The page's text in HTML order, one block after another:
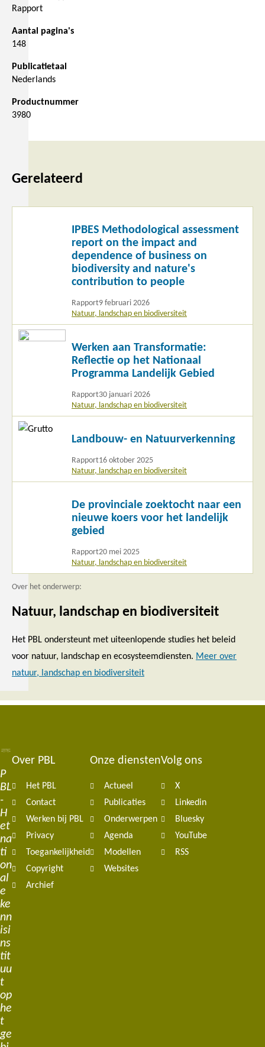
Rapport
Aantal pagina's
148
Publicatietaal
Nederlands
Productnummer
3980
Gerelateerd
IPBES Methodological assessment
report on the impact and
dependence of business on
biodiversity and nature's
contribution to people
Rapport9 februari 2026
Natuur, landschap en biodiversiteit
Werken aan Transformatie:
Reflectie op het Nationaal
Programma Landelijk Gebied
Rapport30 januari 2026
Natuur, landschap en biodiversiteit
Lees
Landbouw- en Natuurverkenning
Rapport16 oktober 2025
Natuur, landschap en biodiversiteit
Lees
De provinciale zoektocht naar een
nieuwe koers voor het landelijk
gebied
Rapport20 mei 2025
Natuur, landschap en biodiversiteit
Over het onderwerp:
Natuur, landschap en biodiversiteit
Het PBL ondersteunt met uiteenlopende studies het beleid
voor natuur, landschap en ecosysteemdiensten. Meer over
natuur, landschap en biodiversiteit
P
BL
-
H
et
na
ti
on
al
e
ke
nn
isi
ns
tit
uu
t
op
he
t
ge
Footer
navigation
Over PBL
Het PBL
Contact
Werken bij PBL
Privacy
Toegankelijkheid
Copyright
Archief
Onze diensten
Actueel
Publicaties
Onderwerpen
Agenda
Modellen
Websites
Volg ons
X
Linkedin
Bluesky
YouTube
RSS